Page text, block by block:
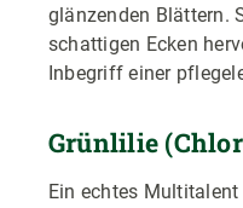
glänzenden Blättern.
schattigen Ecken
Inbegriff einer
Grünlilie
Ein echtes